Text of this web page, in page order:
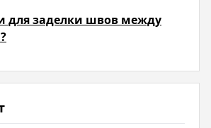
для заделки швов между